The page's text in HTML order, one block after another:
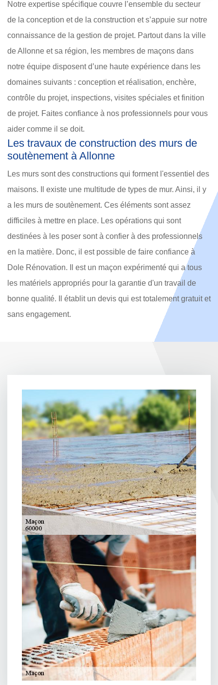
Notre expertise spécifique couvre l’ensemble du secteur
de la conception et de la construction et s’appuie sur notre
connaissance de la gestion de projet. Partout dans la ville
de Allonne et sa région, les membres de maçons dans
notre équipe disposent d’une haute expérience dans les
domaines suivants : conception et réalisation, enchère,
contrôle du projet, inspections, visites spéciales et finition
de projet. Faites confiance à nos professionnels pour vous
aider comme il se doit.
Les travaux de construction des murs de
soutènement à Allonne
Les murs sont des constructions qui forment l'essentiel des
maisons. Il existe une multitude de types de mur. Ainsi, il y
a les murs de soutènement. Ces éléments sont assez
difficiles à mettre en place. Les opérations qui sont
destinées à les poser sont à confier à des professionnels
en la matière. Donc, il est possible de faire confiance à
Dole Rénovation. Il est un maçon expérimenté qui a tous
les matériels appropriés pour la garantie d'un travail de
bonne qualité. Il établit un devis qui est totalement gratuit et
sans engagement.